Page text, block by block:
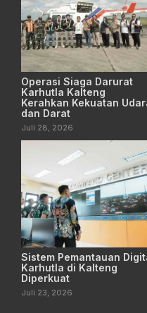
Operasi Siaga Darurat
Karhutla Kalteng
Kerahkan Kekuatan
dan Darat
Juli 28, 2026
Sistem Pemantauan
Karhutla di Kalteng
Diperkuat
Juli 23, 2026